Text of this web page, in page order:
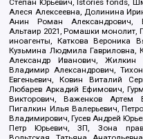
Алеся Алексеевна, Долинина
Анин Роман Александрович,
Альтаир 2021, Ромашки монолит,
иноагенты, Каткова Вероника
Кузьмина Людмила Гавриловна,
Александр Иванович,
Владимир Александрович,
Евгеньевич, Ковин Виталий
Любарев Аркадий Ефимович,
Викторович, Важенков Артем
Пигалкин Илья Валерьевич,
Владимирович, Гусев Андрей
Петр Юрьевич, ЗП, Зона